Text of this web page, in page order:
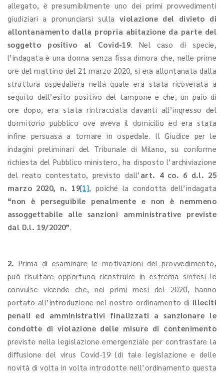
allegato, è presumibilmente uno dei primi provvedimenti
giudiziari a pronunciarsi sulla violazione del divieto di
allontanamento dalla propria abitazione da parte del
soggetto positivo al Covid-19. Nel caso di specie,
l’indagata è una donna senza fissa dimora che, nelle prime
ore del mattino del 21 marzo 2020, si era allontanata dalla
struttura ospedaliera nella quale era stata ricoverata a
seguito dell’esito positivo del tampone e che, un paio di
ore dopo, era stata rintracciata davanti all’ingresso del
dormitorio pubblico ove aveva il domicilio ed era stata
infine persuasa a tornare in ospedale. Il Giudice per le
indagini preliminari del Tribunale di Milano, su conforme
richiesta del Pubblico ministero, ha disposto l’archiviazione
del reato contestato, previsto dall’ art. 4 co. 6 d.l. 25
marzo 2020, n. 19[1], poiché la condotta dell’indagata
“non è perseguibile penalmente e non è nemmeno
assoggettabile alle sanzioni amministrative previste
dal D.l. 19/2020”.
2. Prima di esaminare le motivazioni del provvedimento,
può risultare opportuno ricostruire in estrema sintesi le
convulse vicende che, nei primi mesi del 2020, hanno
portato all’introduzione nel nostro ordinamento di illeciti
penali ed amministrativi finalizzati a sanzionare le
condotte di violazione delle misure di contenimento
previste nella legislazione emergenziale per contrastare la
diffusione del virus Covid-19 (di tale legislazione e delle
novità di volta in volta introdotte nell’ordinamento questa